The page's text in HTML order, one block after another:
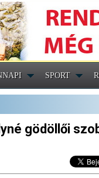
SPORT
gödöllői